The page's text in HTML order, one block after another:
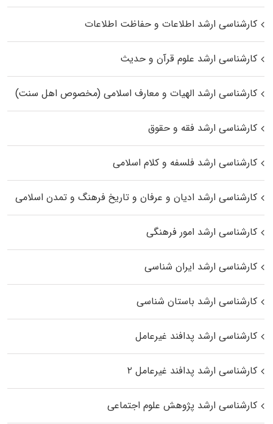
کارشناسی ارشد اطلاعات و حفاظت اطلاعات
کارشناسی ارشد علوم قرآن و حدیث
کارشناسی ارشد الهیات و معارف اسلامی (مخصوص اهل سنت)
کارشناسی ارشد فقه و حقوق
کارشناسی ارشد فلسفه و کلام اسلامی
کارشناسی ارشد ادیان و عرفان و تاریخ فرهنگ و تمدن اسلامی
کارشناسی ارشد امور فرهنگی
کارشناسی ارشد ایران شناسی
کارشناسی ارشد باستان شناسی
کارشناسی ارشد پدافند غیرعامل
کارشناسی ارشد پدافند غیرعامل ۲
کارشناسی ارشد پژوهش علوم اجتماعی